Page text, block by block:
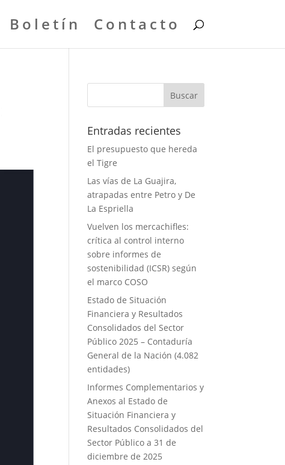
Boletín Contacto
Entradas recientes
El presupuesto que hereda
el Tigre
Las vías de La Guajira,
atrapadas entre Petro y De
La Espriella
Vuelven los mercachifles:
crítica al control interno
sobre informes de
sostenibilidad (ICSR) según
el marco COSO
Estado de Situación
Financiera y Resultados
Consolidados del Sector
Público 2025 – Contaduría
General de la Nación (4.082
entidades)
Informes Complementarios y
Anexos al Estado de
Situación Financiera y
Resultados Consolidados del
Sector Público a 31 de
diciembre de 2025